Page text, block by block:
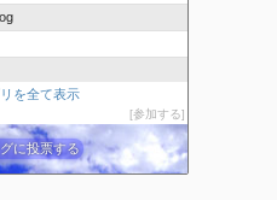
を全て表示
参加する
に投票する